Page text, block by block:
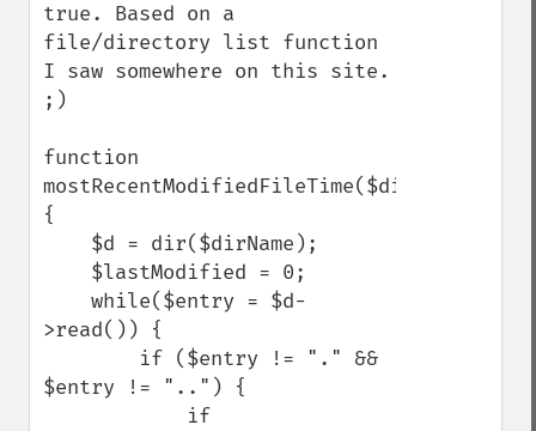
true. Based on a
file/directory list function
I saw somewhere on this site.
;)
function
{
>read()) {
$entry != "..") {